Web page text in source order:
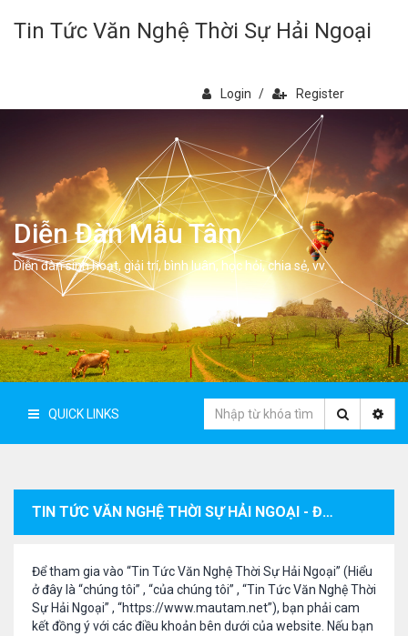
Tin Tức Văn Nghệ Thời Sự Hải Ngoại
Login / Register
Diễn Đàn Mẫu Tâm
Diễn đàn sinh hoạt, giải trí, bình luân, học hỏi, chia sẻ, vv.
QUICK LINKS
TIN TỨC VĂN NGHỆ THỜI SỰ HẢI NGOẠI - ĐIỀU KHOẢN ĐĂNG KÝ THÀNH VIÊN
Để tham gia vào “Tin Tức Văn Nghệ Thời Sự Hải Ngoại” (Hiểu
ở đây là “chúng tôi” , “của chúng tôi” , “Tin Tức Văn Nghệ Thời
Sự Hải Ngoại” , “https://www.mautam.net”), bạn phải cam
kết đồng ý với các điều khoản bên dưới của website. Nếu bạn